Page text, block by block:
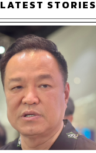
LATEST STORIES